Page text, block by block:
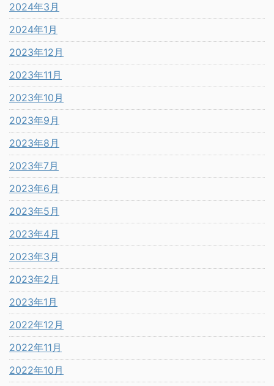
2024年3月
2024年1月
2023年12月
2023年11月
2023年10月
2023年9月
2023年8月
2023年7月
2023年6月
2023年5月
2023年4月
2023年3月
2023年2月
2023年1月
2022年12月
2022年11月
2022年10月